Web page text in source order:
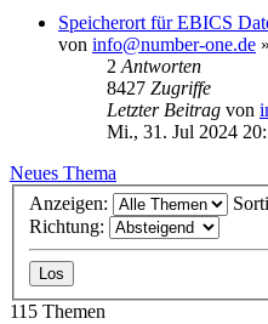
Speicherort für EBICS
von info@number-one.de »
2 Antworten
8427 Zugriffe
Letzter Beitrag von
Mi., 31. Jul 2024
Neues Thema
Anzeigen:
Richtung:
115 Themen